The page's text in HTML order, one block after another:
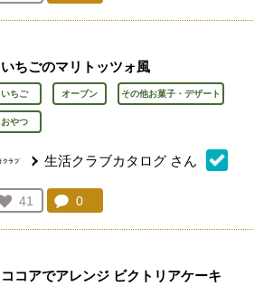
人が登録
いちごのマリトッツォ風
いちご オーブン その他お菓子・デザート
おやつ
生活クラブカタログ さん
お気に入り登録：
41
人が登録
コメント：
0
ココアでアレンジ ビクトリアケーキ